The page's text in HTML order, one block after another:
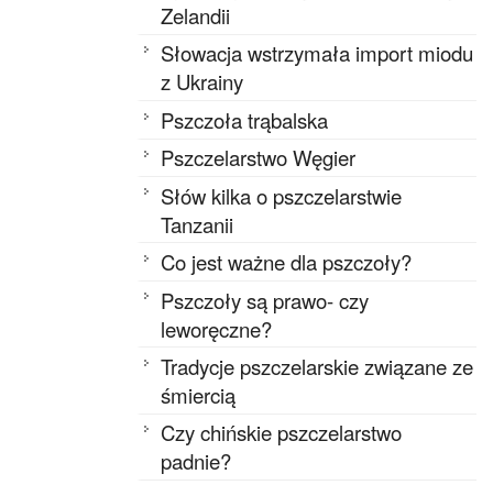
Zelandii
Słowacja wstrzymała import miodu
z Ukrainy
Pszczoła trąbalska
Pszczelarstwo Węgier
Słów kilka o pszczelarstwie
Tanzanii
Co jest ważne dla pszczoły?
Pszczoły są prawo- czy
leworęczne?
Tradycje pszczelarskie związane ze
śmiercią
Czy chińskie pszczelarstwo
padnie?